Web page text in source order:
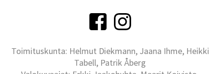
Toimituskunta: Helmut Diekmann, Jaana Ihme, Heikki
Tabell, Patrik Åberg